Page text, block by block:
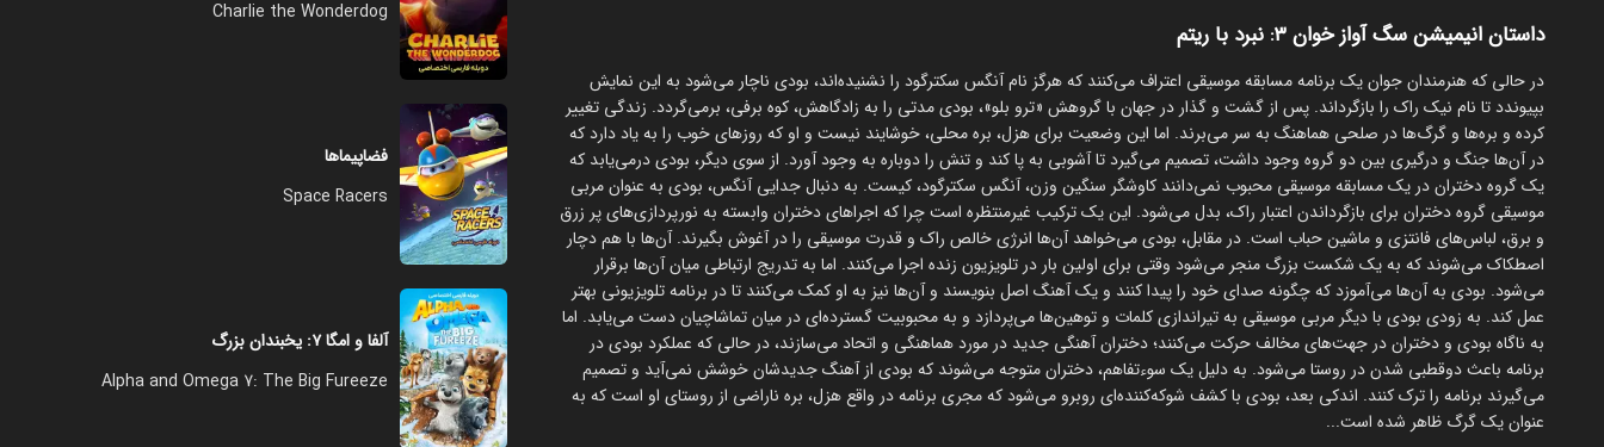
داستان انیمیشن سگ آواز خوان ۳: نبرد با ریتم
در حالی که هنرمندان جوان یک برنامه مسابقه موسیقی اعتراف می‌کنند که هرگز نام آنگس سکترگود را نشنیده‌اند، بودی ناچار می‌شود به این نمایش
بپیوندد تا نام نیک راک را بازگرداند. پس از گشت و گذار در جهان با گروهش «ترو بلو»، بودی مدتی را به زادگاهش، کوه برفی، برمی‌گردد. زندگی تغییر
کرده و بره‌ها و گرگ‌ها در صلحی هماهنگ به سر می‌برند. اما این وضعیت برای هزل، بره محلی، خوشایند نیست و او که روزهای خوب را به یاد دارد که
در آن‌ها جنگ و درگیری بین دو گروه وجود داشت، تصمیم می‌گیرد تا آشوبی به پا کند و تنش را دوباره به وجود آورد. از سوی دیگر، بودی درمی‌یابد که
یک گروه دختران در یک مسابقه موسیقی محبوب نمی‌دانند کاوشگر سنگین وزن، آنگس سکترگود، کیست. به دنبال جدایی آنگس، بودی به عنوان مربی
موسیقی گروه دختران برای بازگرداندن اعتبار راک، بدل می‌شود. این یک ترکیب غیرمنتظره است چرا که اجراهای دختران وابسته به نورپردازی‌های پر زرق
و برق، لباس‌های فانتزی و ماشین حباب است. در مقابل، بودی می‌خواهد آن‌ها انرژی خالص راک و قدرت موسیقی را در آغوش بگیرند. آن‌ها با هم دچار
اصطکاک می‌شوند که به یک شکست بزرگ منجر می‌شود وقتی برای اولین بار در تلویزیون زنده اجرا می‌کنند. اما به تدریج ارتباطی میان آن‌ها برقرار
می‌شود. بودی به آن‌ها می‌آموزد که چگونه صدای خود را پیدا کنند و یک آهنگ اصل بنویسند و آن‌ها نیز به او کمک می‌کنند تا در برنامه تلویزیونی بهتر
عمل کند. به زودی بودی با دیگر مربی موسیقی به تیراندازی کلمات و توهین‌ها می‌پردازد و به محبوبیت گسترده‌ای در میان تماشاچیان دست می‌یابد. اما
به ناگاه بودی و دختران در جهت‌های مخالف حرکت می‌کنند؛ دختران آهنگی جدید در مورد هماهنگی و اتحاد می‌سازند، در حالی که عملکرد بودی در
برنامه باعث دوقطبی شدن در روستا می‌شود. به دلیل یک سوءتفاهم، دختران متوجه می‌شوند که بودی از آهنگ جدیدشان خوشش نمی‌آید و تصمیم
می‌گیرند برنامه را ترک کنند. اندکی بعد، بودی با کشف شوکه‌کننده‌ای روبرو می‌شود که مجری برنامه در واقع هزل، بره ناراضی از روستای او است که به
عنوان یک گرگ ظاهر شده است...
Charlie the Wonderdog
فضاپیماها
Space Racers
آلفا و امگا ۷: یخبندان بزرگ
Alpha and Omega 7: The Big Fureeze